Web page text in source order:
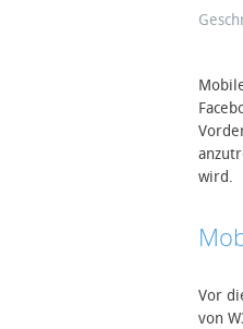
wird.
Vor
von